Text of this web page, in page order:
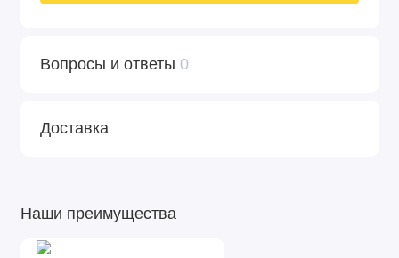
Вопросы и ответы 0
Доставка
Наши преимущества